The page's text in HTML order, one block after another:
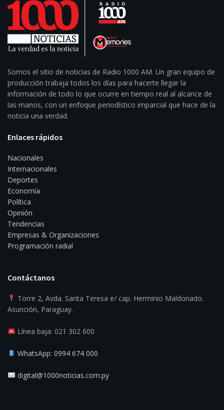
Somos el sitio de noticias de Radio 1000 AM. Un gran equipo de
producción trabaja todos los días para hacerte llegar la
información de todo lo que ocurre en tiempo real al alcance de
las manos, con un enfoque periodístico imparcial que hace de la
noticia una verdad.
Enlaces rápidos
Nacionales
Internacionales
Deportes
Economía
Política
Opinión
Tendencias
Empresas & Organizaciones
Programación radial
Contáctanos
Torre 2, Avda. Santa Teresa e/ cap. Herminio Maldonado.
Asunción, Paraguay.
Línea baja: 021 302 600
WhatsApp: 0994 674 000
digital@1000noticias.com.py